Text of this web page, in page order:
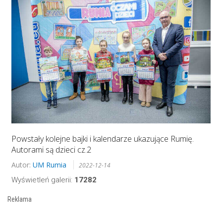
Powstały kolejne bajki i kalendarze ukazujące Rumię.
Autorami są dzieci cz.2
Autor: UM Rumia 2022-12-14
Wyświetleń galerii: 17282
Reklama